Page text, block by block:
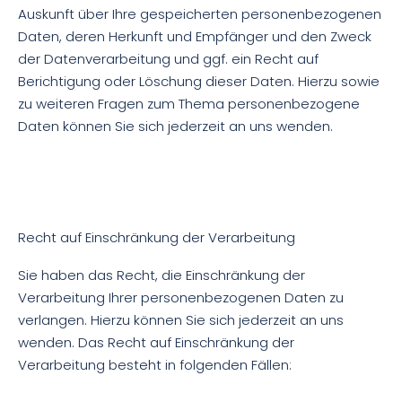
Auskunft über Ihre gespeicherten personenbezogenen
Daten, deren Herkunft und Empfänger und den Zweck
der Datenverarbeitung und ggf. ein Recht auf
Berichtigung oder Löschung dieser Daten. Hierzu sowie
zu weiteren Fragen zum Thema personenbezogene
Daten können Sie sich jederzeit an uns wenden.
Recht auf Einschränkung der Verarbeitung
Sie haben das Recht, die Einschränkung der
Verarbeitung Ihrer personenbezogenen Daten zu
verlangen. Hierzu können Sie sich jederzeit an uns
wenden. Das Recht auf Einschränkung der
Verarbeitung besteht in folgenden Fällen: